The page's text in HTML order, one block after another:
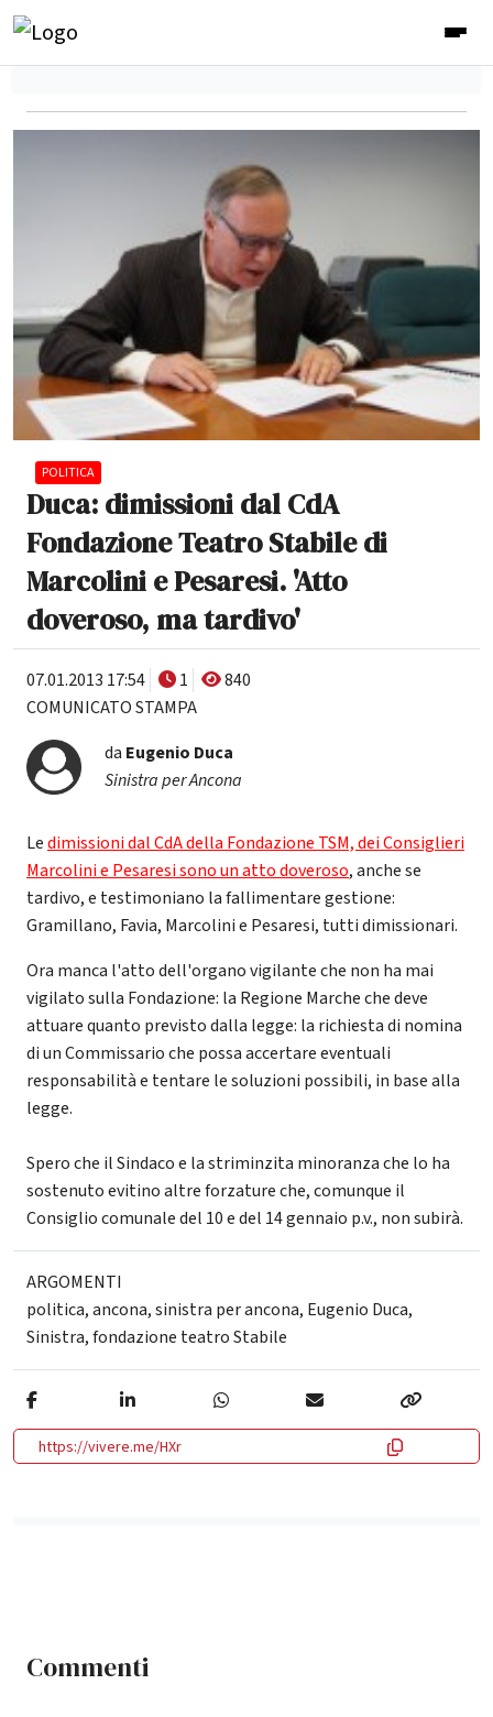
POLITICA
Duca: dimissioni dal CdA
Fondazione Teatro Stabile di
Marcolini e Pesaresi. 'Atto
doveroso, ma tardivo'
07.01.2013 17:54 1
840
COMUNICATO STAMPA
da Eugenio Duca
Sinistra per Ancona
Ledimissioni dal CdA della Fondazione TSM, dei Consiglieri
Marcolini e Pesaresi sono un atto doveroso, anche se
tardivo, e testimoniano la fallimentare gestione:
Gramillano, Favia, Marcolini e Pesaresi, tutti dimissionari.
Ora manca l'atto dell'organo vigilante che non ha mai
vigilato sulla Fondazione: la Regione Marche che deve
attuare quanto previsto dalla legge: la richiesta di nomina
di un Commissario che possa accertare eventuali
responsabilità e tentare le soluzioni possibili, in base alla
legge.
Spero che il Sindaco e la striminzita minoranza che lo ha
sostenuto evitino altre forzature che, comunque il
Consiglio comunale del 10 e del 14 gennaio p.v., non subirà.
ARGOMENTI
politica,ancona,sinistra per ancona, Eugenio Duca,
Sinistra,fondazione teatro Stabile
https://vivere.me/HXr
Commenti